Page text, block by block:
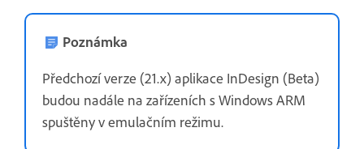
Poznámka
Předchozí verze (21.x) aplikace InDesign (Beta)
budou nadále na zařízeních s Windows ARM
spuštěny v emulačním režimu.